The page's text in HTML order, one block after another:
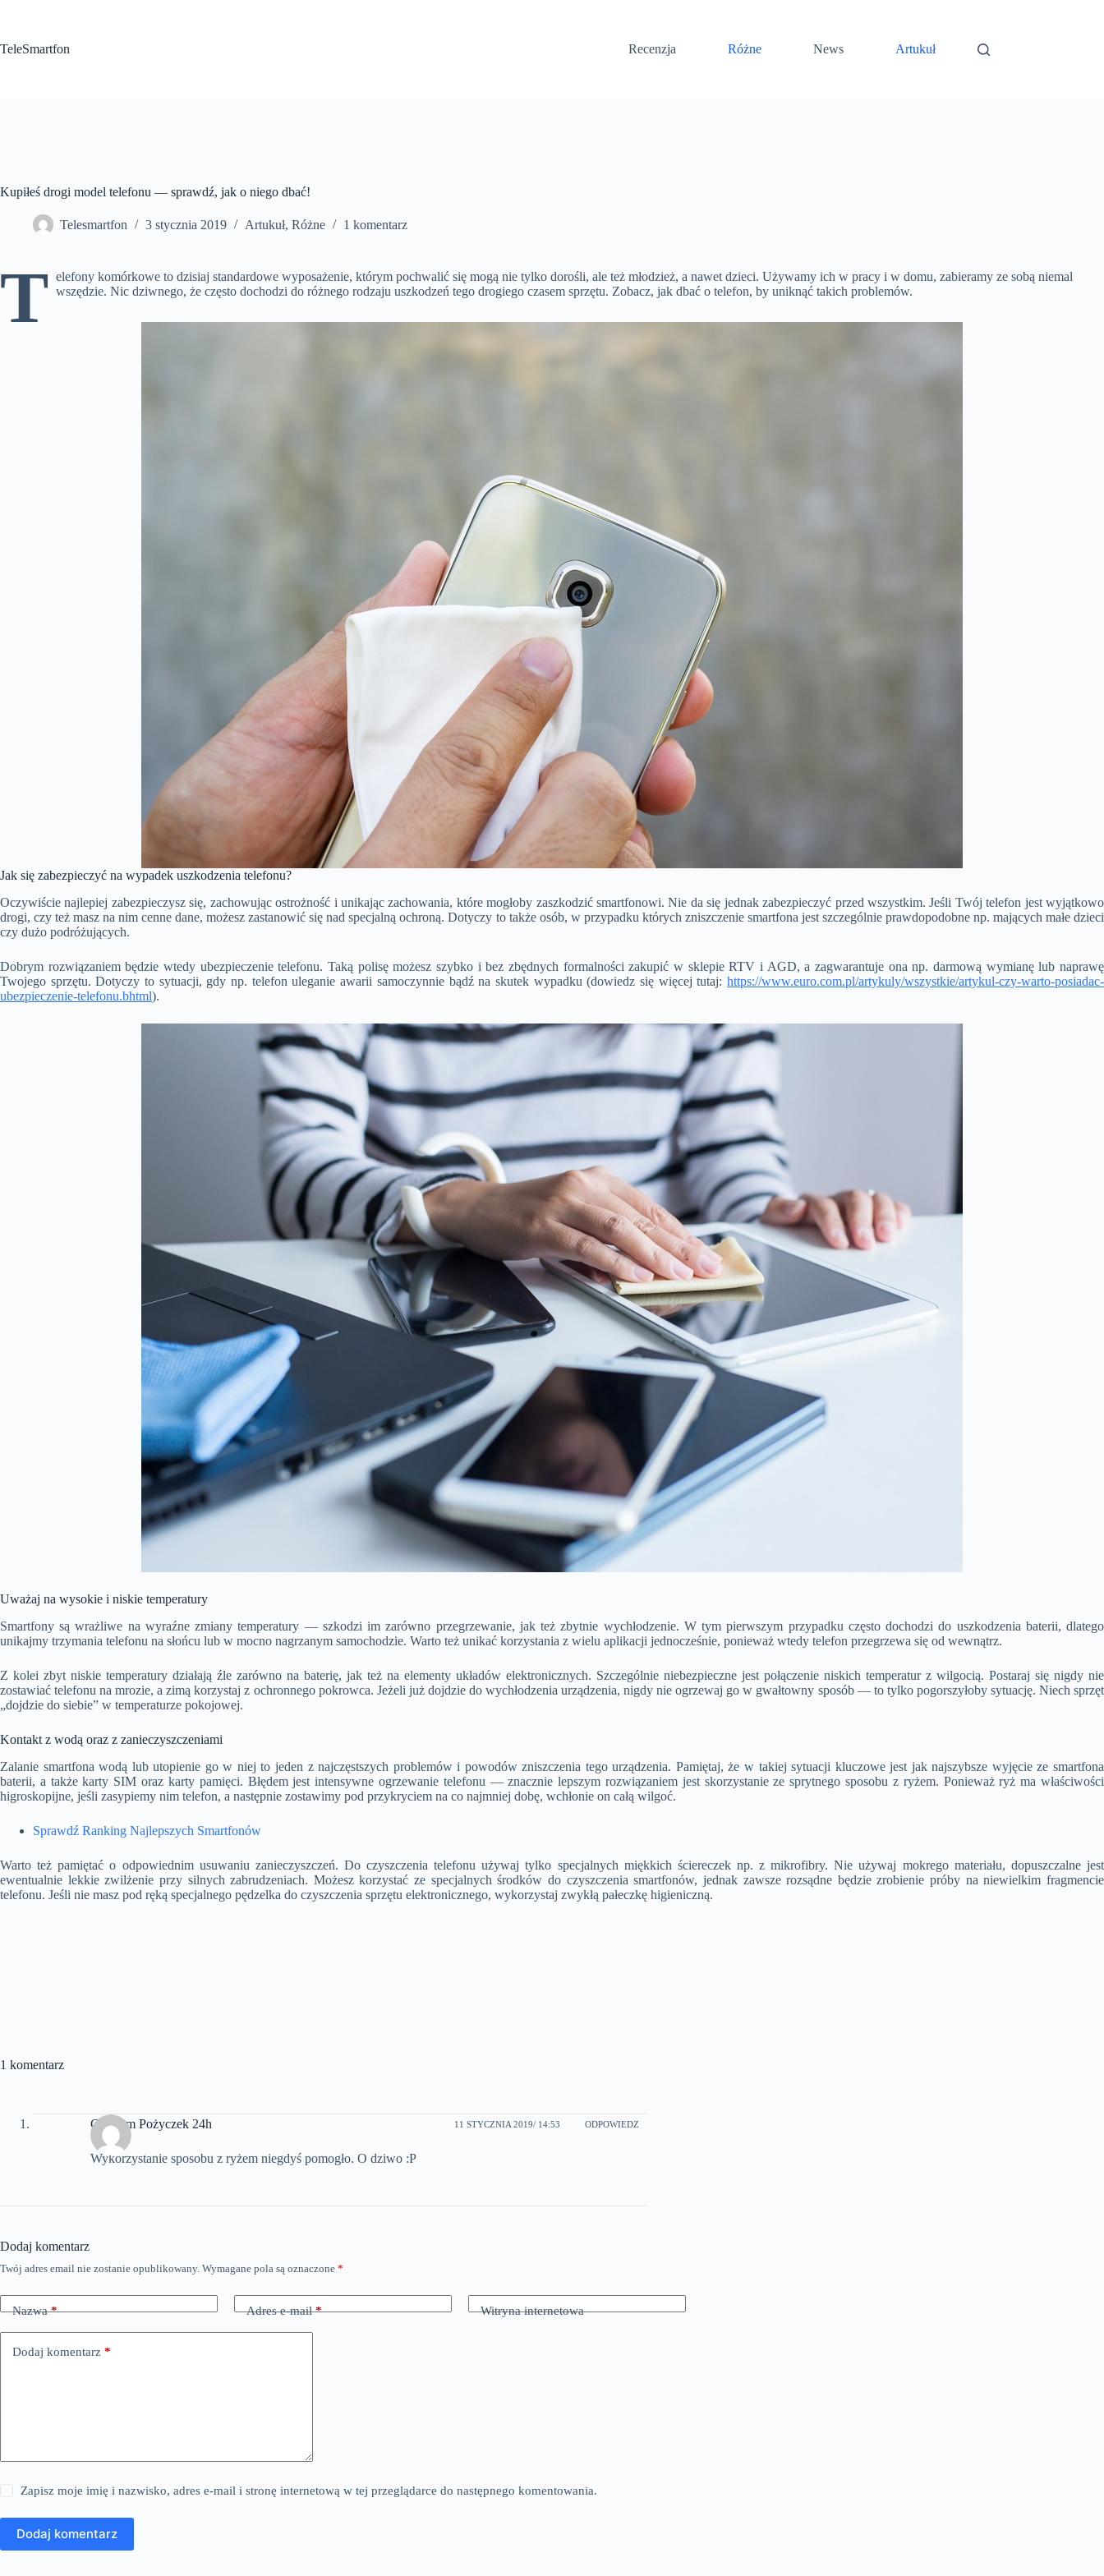
TeleSmartfon
Recenzja Różne News Artukuł
Kupiłeś drogi model telefonu — sprawdź, jak o niego dbać!
Telesmartfon 3 stycznia 2019 Artukuł, Różne 1 komentarz
T elefony komórkowe to dzisiaj standardowe wyposażenie, którym pochwalić się mogą nie tylko dorośli, ale też młodzież, a nawet dzieci. Używamy ich w pracy i w domu, zabieramy ze sobą niemal
wszędzie. Nic dziwnego, że często dochodzi do różnego rodzaju uszkodzeń tego drogiego czasem sprzętu. Zobacz, jak dbać o telefon, by uniknąć takich problemów.
Jak się zabezpieczyć na wypadek uszkodzenia telefonu?
Oczywiście najlepiej zabezpieczysz się, zachowując ostrożność i unikając zachowania, które mogłoby zaszkodzić smartfonowi. Nie da się jednak zabezpieczyć przed wszystkim. Jeśli Twój telefon jest wyjątkowo
drogi, czy też masz na nim cenne dane, możesz zastanowić się nad specjalną ochroną. Dotyczy to także osób, w przypadku których zniszczenie smartfona jest szczególnie prawdopodobne np. mających małe dzieci
czy dużo podróżujących.
Dobrym rozwiązaniem będzie wtedy ubezpieczenie telefonu. Taką polisę możesz szybko i bez zbędnych formalności zakupić w sklepie RTV i AGD, a zagwarantuje ona np. darmową wymianę lub naprawę
Twojego sprzętu. Dotyczy to sytuacji, gdy np. telefon uleganie awarii samoczynnie bądź na skutek wypadku (dowiedz się więcej tutaj: https://www.euro.com.pl/artykuly/wszystkie/artykul-czy-warto-posiadac-
ubezpieczenie-telefonu.bhtml).
Uważaj na wysokie i niskie temperatury
Smartfony są wrażliwe na wyraźne zmiany temperatury — szkodzi im zarówno przegrzewanie, jak też zbytnie wychłodzenie. W tym pierwszym przypadku często dochodzi do uszkodzenia baterii, dlatego
unikajmy trzymania telefonu na słońcu lub w mocno nagrzanym samochodzie. Warto też unikać korzystania z wielu aplikacji jednocześnie, ponieważ wtedy telefon przegrzewa się od wewnątrz.
Z kolei zbyt niskie temperatury działają źle zarówno na baterię, jak też na elementy układów elektronicznych. Szczególnie niebezpieczne jest połączenie niskich temperatur z wilgocią. Postaraj się nigdy nie
zostawiać telefonu na mrozie, a zimą korzystaj z ochronnego pokrowca. Jeżeli już dojdzie do wychłodzenia urządzenia, nigdy nie ogrzewaj go w gwałtowny sposób — to tylko pogorszyłoby sytuację. Niech sprzęt
„dojdzie do siebie” w temperaturze pokojowej.
Kontakt z wodą oraz z zanieczyszczeniami
Zalanie smartfona wodą lub utopienie go w niej to jeden z najczęstszych problemów i powodów zniszczenia tego urządzenia. Pamiętaj, że w takiej sytuacji kluczowe jest jak najszybsze wyjęcie ze smartfona
baterii, a także karty SIM oraz karty pamięci. Błędem jest intensywne ogrzewanie telefonu — znacznie lepszym rozwiązaniem jest skorzystanie ze sprytnego sposobu z ryżem. Ponieważ ryż ma właściwości
higroskopijne, jeśli zasypiemy nim telefon, a następnie zostawimy pod przykryciem na co najmniej dobę, wchłonie on całą wilgoć.
Sprawdź Ranking Najlepszych Smartfonów
Warto też pamiętać o odpowiednim usuwaniu zanieczyszczeń. Do czyszczenia telefonu używaj tylko specjalnych miękkich ściereczek np. z mikrofibry. Nie używaj mokrego materiału, dopuszczalne jest
ewentualnie lekkie zwilżenie przy silnych zabrudzeniach. Możesz korzystać ze specjalnych środków do czyszczenia smartfonów, jednak zawsze rozsądne będzie zrobienie próby na niewielkim fragmencie
telefonu. Jeśli nie masz pod ręką specjalnego pędzelka do czyszczenia sprzętu elektronicznego, wykorzystaj zwykłą pałeczkę higieniczną.
1 komentarz
Centrum Pożyczek 24h 11 STYCZNIA 2019/ 14:53 ODPOWIEDZ
Wykorzystanie sposobu z ryżem niegdyś pomogło. O dziwo :P
Dodaj komentarz
Twój adres email nie zostanie opublikowany. Wymagane pola są oznaczone *
Nazwa* Adres e-mail* Witryna internetowa
Dodaj komentarz *
Zapisz moje imię i nazwisko, adres e-mail i stronę internetową w tej przeglądarce do następnego komentowania.
Dodaj komentarz